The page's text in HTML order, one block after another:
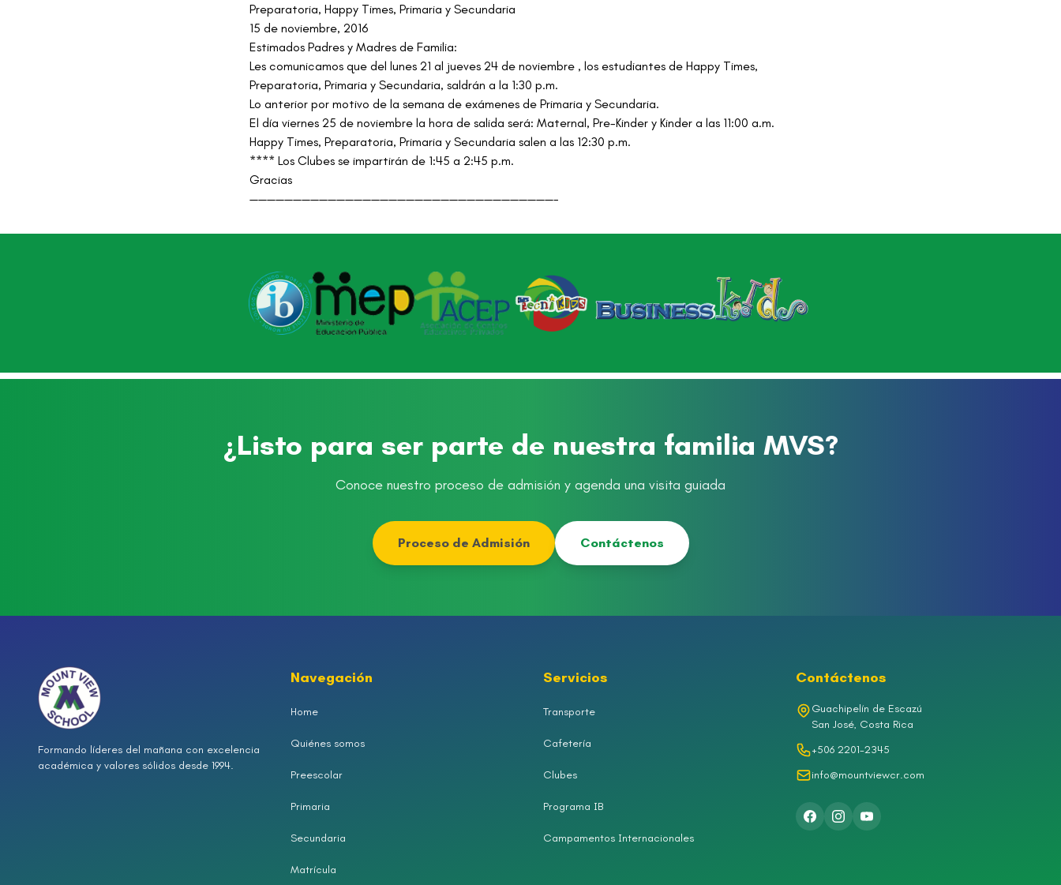
Preparatoria, Happy Times, Primaria y Secundaria
15 de noviembre, 2016
Estimados Padres y Madres de Familia:
Les comunicamos que del lunes 21 al jueves 24 de noviembre , los estudiantes de Happy Times,
Preparatoria, Primaria y Secundaria, saldrán a la 1:30 p.m.
Lo anterior por motivo de la semana de exámenes de Primaria y Secundaria.
El día viernes 25 de noviembre la hora de salida será: Maternal, Pre-Kinder y Kinder a las 11:00 a.m.
Happy Times, Preparatoria, Primaria y Secundaria salen a las 12:30 p.m.
**** Los Clubes se impartirán de 1:45 a 2:45 p.m.
Gracias
———————————————————————————————————-
¿Listo para ser parte de nuestra familia MVS?
Conoce nuestro proceso de admisión y agenda una visita guiada
Proceso de Admisión Contáctenos
Formando líderes del mañana con excelencia
académica y valores sólidos desde 1994.
Navegación
Home
Quiénes somos
Preescolar
Primaria
Secundaria
Matrícula
Servicios
Transporte
Cafetería
Clubes
Programa IB
Campamentos Internacionales
Contáctenos
Guachipelín de Escazú
San José, Costa Rica
+506 2201-2345
info@mountviewcr.com